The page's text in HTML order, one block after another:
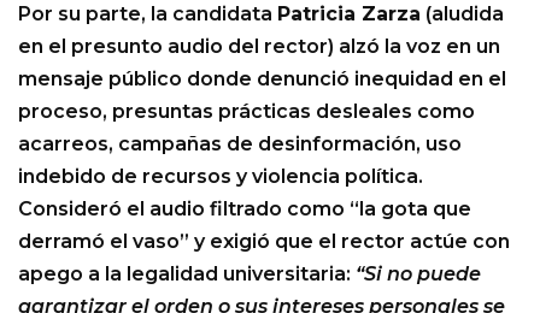
Por su parte, la candidata Patricia Zarza (aludida
en el presunto audio del rector) alzó la voz en un
mensaje público donde denunció inequidad en el
proceso, presuntas prácticas desleales como
acarreos, campañas de desinformación, uso
indebido de recursos y violencia política.
Consideró el audio filtrado como “la gota que
derramó el vaso” y exigió que el rector actúe con
apego a la legalidad universitaria: “Si no puede
garantizar el orden o sus intereses personales se